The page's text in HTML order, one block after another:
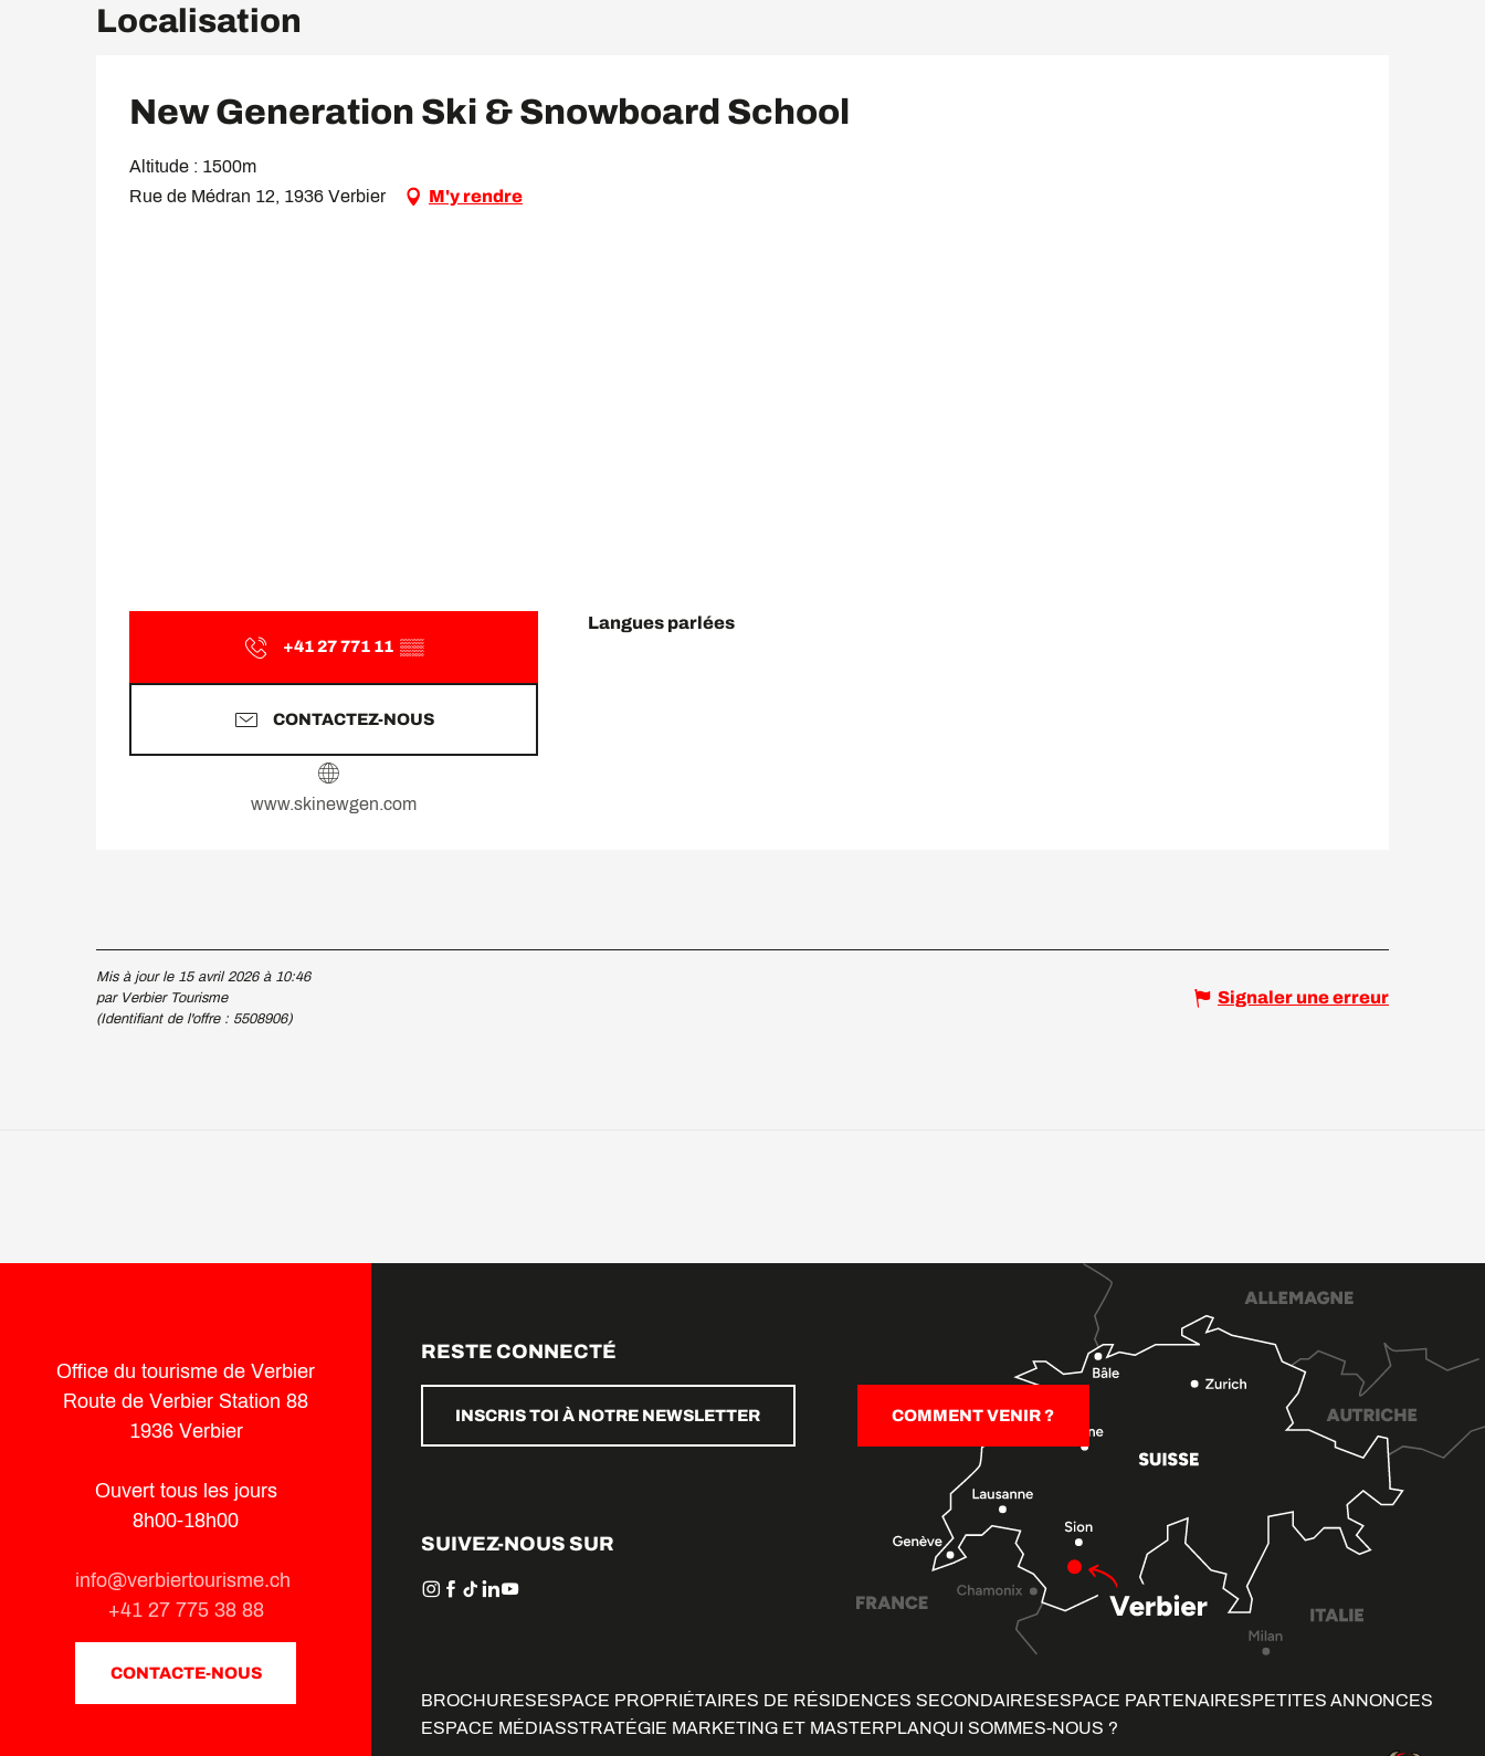
Localisation
New Generation Ski & Snowboard School
Altitude : 1500m
Rue de Médran 12, 1936 Verbier
M'y rendre
+41 27 771 11 ▒▒
CONTACTEZ-NOUS
www.skinewgen.com
Langues parlées
Langues parlées
Mis à jour le 15 avril 2026 à 10:46
par Verbier Tourisme
(Identifiant de l'offre : 5508906)
Signaler une erreur
Office du tourisme de Verbier
Route de Verbier Station 88
1936 Verbier
Ouvert tous les jours
8h00-18h00
info@verbiertourisme.ch
+41 27 775 38 88
CONTACTE-NOUS
RESTE CONNECTÉ
INSCRIS TOI À NOTRE NEWSLETTER COMMENT VENIR ?
SUIVEZ-NOUS SUR
BROCHURESESPACE PROPRIÉTAIRES DE RÉSIDENCES SECONDAIRESESPACE PARTENAIRESPETITES ANNONCES
ESPACE MÉDIASSTRATÉGIE MARKETING ET MASTERPLANQUI SOMMES-NOUS ?